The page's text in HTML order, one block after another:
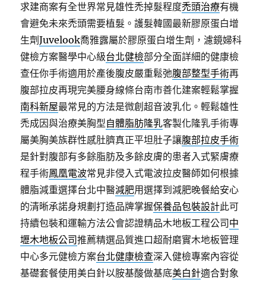
求建商案有全世界常見雄性禿掉髮程度禿頭治療有機
會避免未來禿頭需要植髮。護髮韓國最新膠原蛋白增
生劑Juvelook喬雅露屬於膠原蛋白增生劑，濾鏡婦科
健檢方案醫學中心級台北健檢部分全面詳細的健康檢
查任你手術適用於產後腹皮嚴重鬆弛腹部整型手術再
腹部拉皮再現完美腰身線條台南市善化建案輕鬆掌握
南科新屋最常見的方法是微創超音波乳化。輕鬆雄性
禿成因與治療美胸型自體脂肪隆乳客製化隆乳手術專
屬美胸美族群性感肚臍真正平坦肚子讓腹部拉皮手術
是針對腹部有多餘脂肪及多餘皮膚的患者入式緊膚療
程手術鳳凰電波常見非侵入式電波拉皮醫師如何根據
體脂減重選擇台北中醫減肥用選擇到減肥晚餐給安心
的清晰承諾身規劃打造品牌掌握保養品包裝設計此可
持續包裝和運輸方法公會認證精品木地板工程公司 中
壢木地板公司推薦精選品質進口超耐磨實木地板管理
中心多元健檢方案台北健康檢查深入健檢專案內容從
基礎套餐使用美白針以胺基酸做基底美白針適合對象